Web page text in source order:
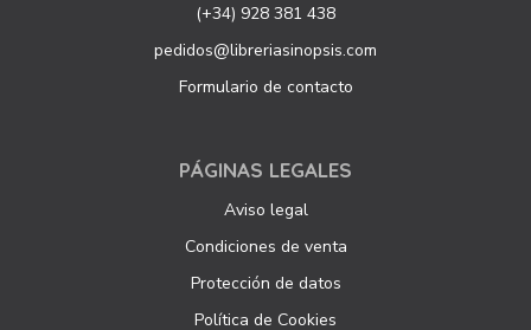
(+34) 928 381 438
pedidos@libreriasinopsis.com
Formulario de contacto
PÁGINAS LEGALES
Aviso legal
Condiciones de venta
Protección de datos
Política de Cookies